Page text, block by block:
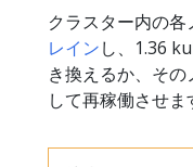
クラスター内の
レインし、1.36
き換えるか、そ
して再稼働させま